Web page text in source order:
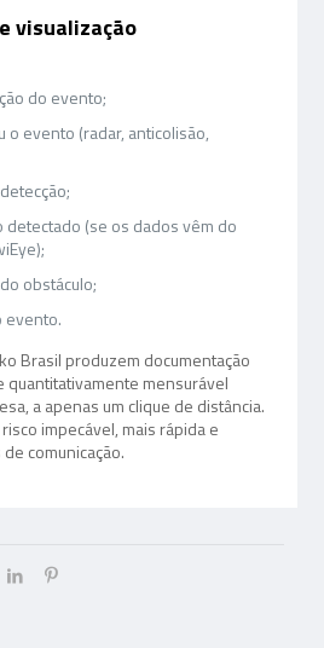
visualização
do evento;
o evento (radar, anticolisão,
detectado (se os dados vêm do
obstáculo;
evento.
Brasil produzem documentação
quantitativamente mensurável
a apenas um clique de distância.
impecável, mais rápida e
comunicação.